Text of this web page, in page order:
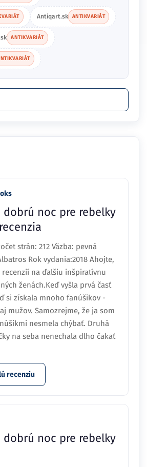
Antiqart.sk ANTIKVARIÁT
ANTIKVARIÁT
dobrú noc pre rebelky
strán: 212 Väzba: pevná
Rok vydania:2018 Ahojte,
na ďalšiu inšpiratívnu
ženách.Keď vyšla prvá časť
si získala mnoho fanúšikov -
mužov. Samozrejme, že ja som
nesmela chýbať. Druhá
na seba nenechala dlho čakať
recenziu
dobrú noc pre rebelky